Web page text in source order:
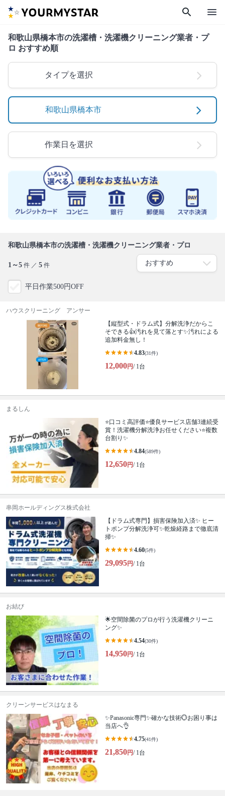
search menu
和歌山県橋本市の洗濯槽・洗濯機クリーニング業者・プ
ロ おすすめ順
タイプを選択
和歌山県橋本市
作業日を選択
和歌山県橋本市の洗濯槽・洗濯機クリーニング業者・プロ
1～5 件 ／ 5 件
平日作業500円OFF
ハウスクリーニング アンサー
【縦型式・ドラム式】分解洗浄だからこ
そできる👍汚れを見て落とす✨汚れによる
追加料金無し！
4.83(31件)
12,000円/ 1台
まるしん
⭐口コミ高評価⭐優良サービス店舗3連続受
賞！洗濯機分解洗浄お任せください⭐複数
台割り✨
4.84(589件)
12,650円/ 1台
串岡ホールディングス株式会社
【ドラム式専門】損害保険加入済✨ ヒー
トポンプ分解洗浄可✨乾燥経路まで徹底清
掃✨
4.60(5件)
29,095円/ 1台
お結び
🌟空間除菌のプロが行う洗濯機クリーニ
ング✨
4.54(30件)
14,950円/ 1台
クリーンサービスはなまる
✨Panasonic専門✨確かな技術💮お困り事は
当店へ👌
4.75(41件)
21,850円/ 1台